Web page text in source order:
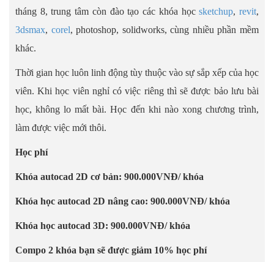
tháng 8, trung tâm còn đào tạo các khóa họcsketchup,revit,
3dsmax, corel, photoshop, solidworks, cùng nhiều phần mềm
khác.
Thời gian học luôn linh động tùy thuộc vào sự sắp xếp của học
viên. Khi học viên nghỉ có việc riêng thì sẽ được bảo lưu bài
học, không lo mất bài. Học đến khi nào xong chương trình,
làm được việc mới thôi.
Học phí
Khóa autocad 2D cơ bản: 900.000VNĐ/ khóa
Khóa học autocad 2D nâng cao: 900.000VNĐ/ khóa
Khóa học autocad 3D: 900.000VNĐ/ khóa
Compo 2 khóa bạn sẽ được giảm 10% học phí